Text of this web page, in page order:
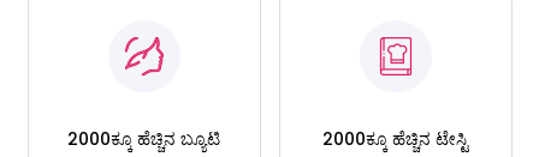
2000ಕ್ಕೂ ಹೆಚ್ಚಿನ ಬ್ಯೂಟಿ
2000ಕ್ಕೂ ಹೆಚ್ಚಿನ ಟೇಸ್ಟಿ